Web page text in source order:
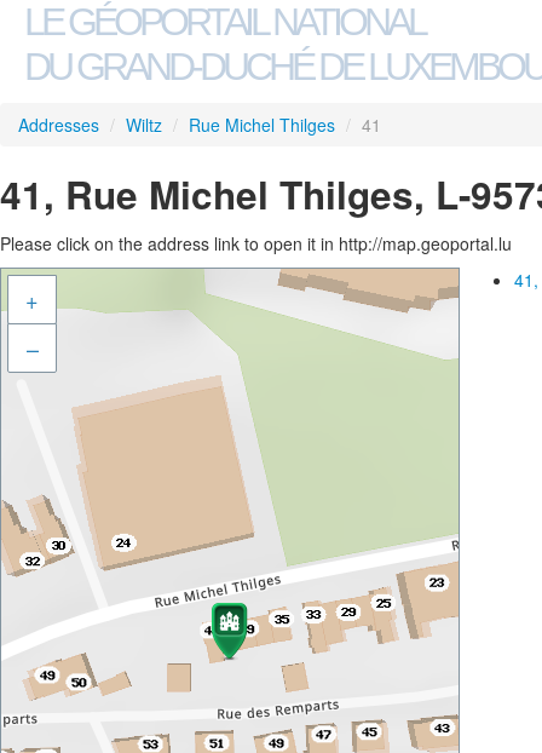
LE GÉOPORTAIL NATIONAL
DU GRAND-DUCHÉ DE
Addresses / Wiltz / Rue Michel Thilges / 41
41, Rue Michel Thilges, L-
Please click on the address link to open it in http://map.geoportal.lu
+
–